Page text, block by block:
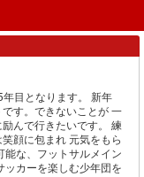
目となります。 新年
す。できないことが 一
んで行きたいです。 練
顔に包まれ 元気をもら
能な、フットサルメイン
カーを楽しむ少年団を